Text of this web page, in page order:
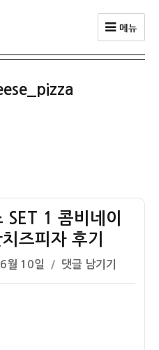
메뉴
1 콤비네이
즈피자 후기
월 10일
피
자
댓글 남기기